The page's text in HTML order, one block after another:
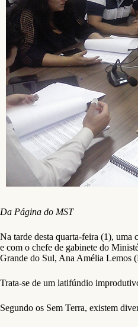
Da Página do MST
Na tarde desta quarta-feira (1),
e com o chefe de gabinete do
Grande do Sul, Ana Amélia Lemos
Trata-se de um latifúndio
Segundo os Sem Terra, existem